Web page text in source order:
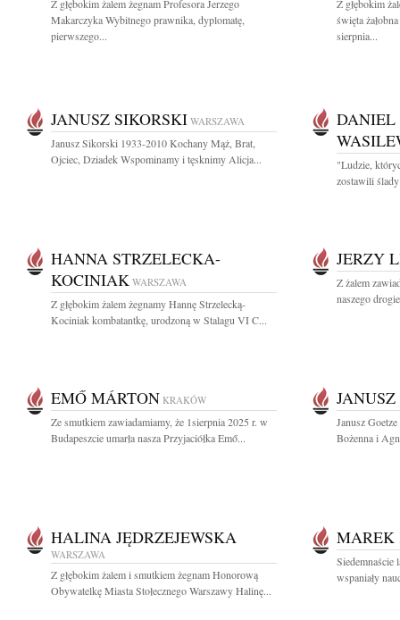
Z głębokim żalem żegnam Profesora Jerzego
Makarczyka Wybitnego prawnika, dyplomatę,
pierwszego...
Z głębokim
święta
sierpnia...
JANUSZ SIKORSKI WARSZAWA
Janusz Sikorski 1933-2010 Kochany Mąż, Brat,
Ojciec, Dziadek Wspominamy i tęsknimy Alicja...
DANIEL
"Ludzie,
zostawili
HANNA STRZELECKA-
KOCINIAK WARSZAWA
Z głębokim żalem żegnamy Hannę Strzelecką-
Kociniak kombatantkę, urodzoną w Stalagu VI C...
JERZY
Z żalem
naszego
EMŐ MÁRTON KRAKÓW
Ze smutkiem zawiadamiamy, że 1sierpnia 2025 r. w
Budapeszcie umarła nasza Przyjaciółka Emő...
Janusz
Bożenna i
HALINA JĘDRZEJEWSKA
WARSZAWA
Z głębokim żalem i smutkiem żegnam Honorową
Obywatelkę Miasta Stołecznego Warszawy Halinę...
MAREK
Siedemnaście
wspaniały